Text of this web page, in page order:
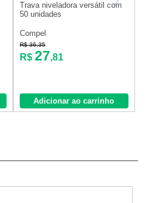
Trava niveladora versátil com
50 unidades
Compel
R$ 36,35
R$ 27,81
Adicionar ao carrinho